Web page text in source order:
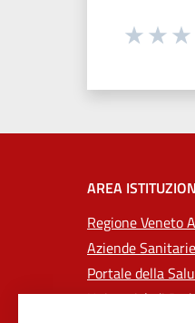
AREA
Regione Veneto
Aziende
Portale della
Università di